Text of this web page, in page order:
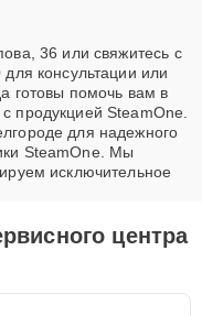
36 или свяжитесь с
консультации или
готовы помочь вам в
продукцией SteamOne.
для надежного
SteamOne. Мы
исключительное
центра